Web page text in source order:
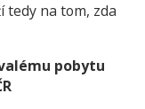
tedy na tom, zda
pobytu